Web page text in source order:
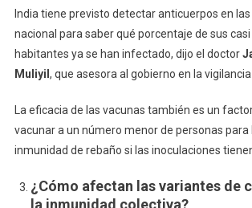
India tiene previsto detectar anticuerpos en las
nacional para saber qué porcentaje de sus
habitantes ya se han infectado, dijo el doctor
Muliyil , que asesora al gobierno en la
La eficacia de las vacunas también es un
vacunar a un número menor de personas para
inmunidad de rebaño si las inoculaciones
¿Cómo afectan las variantes de